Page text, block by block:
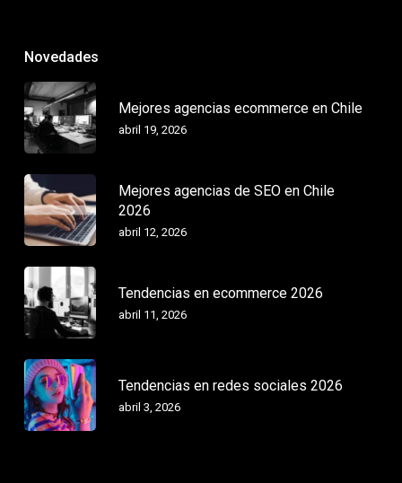
Novedades
Mejores agencias ecommerce en Chile
abril 19, 2026
Mejores agencias de SEO en Chile
2026
abril 12, 2026
Tendencias en ecommerce 2026
abril 11, 2026
Tendencias en redes sociales 2026
abril 3, 2026